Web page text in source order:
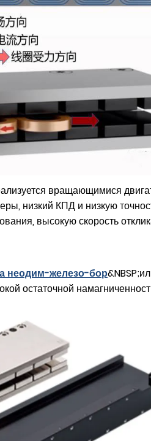
вращающимися
низкий КПД и низкую
высокую скорость
неодим-железо-бор
остаточной